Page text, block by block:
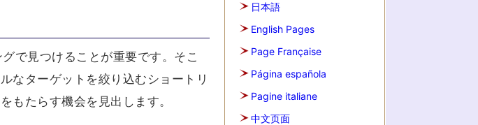
で見つけることが重要です。そこ
なターゲットを絞り込むショートリ
もたらす機会を見出します。
日本語
English Pages
Page Française
Página española
Pagine italiane
中文页面